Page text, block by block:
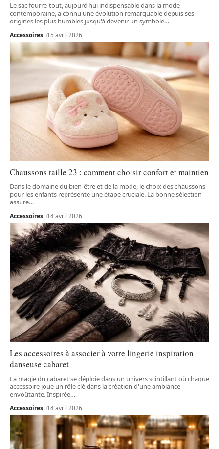
Le sac fourre-tout, aujourd’hui indispensable dans la mode
contemporaine, a connu une évolution remarquable depuis ses
origines les plus humbles jusqu'à devenir un symbole…
Accessoires 15 avril 2026
Chaussons taille 23 : comment choisir confort et maintien
Dans le domaine du bien-être et de la mode, le choix des chaussons
pour les enfants représente une étape cruciale. La bonne sélection
assure…
Accessoires 14 avril 2026
Les accessoires à associer à votre lingerie inspiration
danseuse cabaret
La magie du cabaret se déploie dans un univers scintillant où chaque
accessoire joue un rôle clé dans la création d'une ambiance
envoûtante. Inspirée…
Accessoires 14 avril 2026